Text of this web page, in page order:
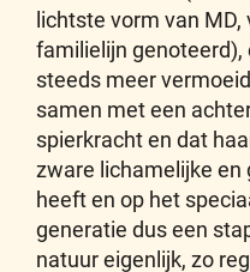
lichtste vorm van
familielijn genoteerd),
steeds meer
samen met een
spierkracht en dat
zware lichamelijke en
heeft en op het
generatie dus een
natuur eigenlijk, zo